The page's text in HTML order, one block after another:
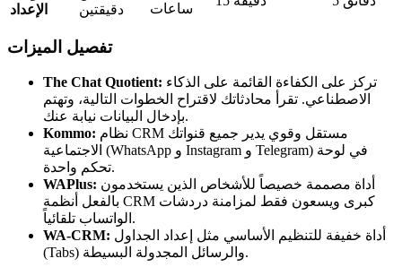
الإعداد دقيقتين ساعات
تفصيل الميزات
The Chat Quotient:
الاصطناعي. تقرأ محادثاتك لاقتراح الخطوات التالية، وتهتم
بإدخال البيانات نيابة عنك.
Kommo:
الاجتماعية (WhatsApp و Instagram و Telegram) في لوحة
تحكم واحدة.
WAPlus:
بالفعل أنظمة CRM كبرى ويسعون فقط لمزامنة دردشات
الواتساب تلقائياً.
WA-CRM:
(Tabs) والرسائل المجدولة البسيطة.